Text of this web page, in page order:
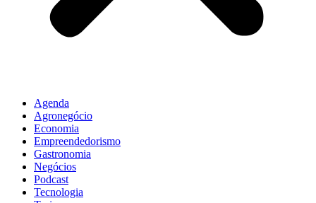
Agenda
Agronegócio
Economia
Empreendedorismo
Gastronomia
Negócios
Podcast
Tecnologia